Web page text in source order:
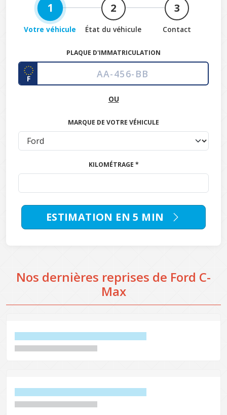
1
Votre véhicule
2
État du véhicule
3
Contact
PLAQUE D'IMMATRICULATION
F
OU
MARQUE DE VOTRE VÉHICULE
KILOMÉTRAGE *
ESTIMATION EN 5 MIN
Nos dernières reprises de Ford C-
Max